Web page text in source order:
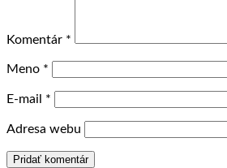
Komentár *
Meno *
E-mail *
Adresa webu